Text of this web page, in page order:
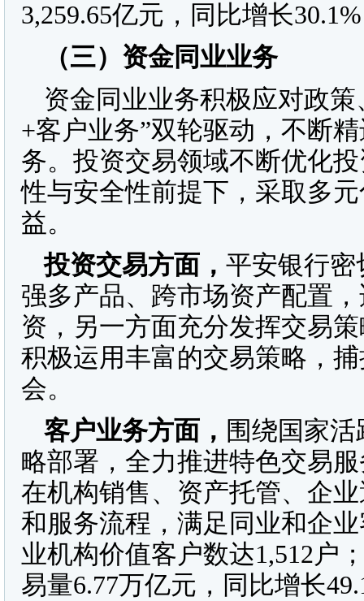
3,259.65亿元，同比增长
（三） 资金同业业务
资金同业业务积极应对政
+客户业务”双轮驱动，不断
务。投资交易领域不断优化
性与安全性前提下，采取多
益。
投资交易方面， 平安银行密
强多产品、跨市场资产配置
资，另一方面充分发挥交易
积极运用丰富的交易策略，
会。
客户业务方面， 围绕国家
略部署，全力推进特色交易
在机构销售、资产托管、企
和服务流程，满足同业和企
业机构价值客户数达1,512户
易量6.77万亿元，同比增长